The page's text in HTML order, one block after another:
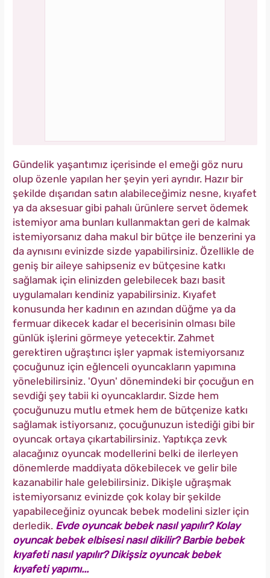
Gündelik yaşantımız içerisinde el emeği göz nuru
olup özenle yapılan her şeyin yeri ayrıdır. Hazır bir
şekilde dışarıdan satın alabileceğimiz nesne, kıyafet
ya da aksesuar gibi pahalı ürünlere servet ödemek
istemiyor ama bunları kullanmaktan geri de kalmak
istemiyorsanız daha makul bir bütçe ile benzerini ya
da aynısını evinizde sizde yapabilirsiniz. Özellikle de
geniş bir aileye sahipseniz ev bütçesine katkı
sağlamak için elinizden gelebilecek bazı basit
uygulamaları kendiniz yapabilirsiniz. Kıyafet
konusunda her kadının en azından düğme ya da
fermuar dikecek kadar el becerisinin olması bile
günlük işlerini görmeye yetecektir. Zahmet
gerektiren uğraştırıcı işler yapmak istemiyorsanız
çocuğunuz için eğlenceli oyuncakların yapımına
yönelebilirsiniz. 'Oyun' dönemindeki bir çocuğun en
sevdiği şey tabii ki oyuncaklardır. Sizde hem
çocuğunuzu mutlu etmek hem de bütçenize katkı
sağlamak istiyorsanız, çocuğunuzun istediği gibi bir
oyuncak ortaya çıkartabilirsiniz. Yaptıkça zevk
alacağınız oyuncak modellerini belki de ilerleyen
dönemlerde maddiyata dökebilecek ve gelir bile
kazanabilir hale gelebilirsiniz. Dikişle uğraşmak
istemiyorsanız evinizde çok kolay bir şekilde
yapabileceğiniz oyuncak bebek modelini sizler için
derledik. Evde oyuncak bebek nasıl yapılır? Kolay
oyuncak bebek elbisesi nasıl dikilir? Barbie bebek
kıyafeti nasıl yapılır? Dikişsiz oyuncak bebek
kıyafeti yapımı...